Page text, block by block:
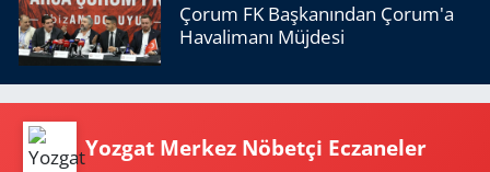
Çorum FK Başkanından Çorum'a
Havalimanı Müjdesi
Yozgat Merkez Nöbetçi Eczaneler